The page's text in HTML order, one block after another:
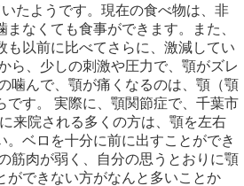
たようです。現在の食べ物は、非
なくても食事ができます。また、
も以前に比べてさらに、激減してい
ら、少しの刺激や圧力で、顎がズレ
噛んで、顎が痛くなるのは、顎（顎
です。 実際に、顎関節症で、千葉市
来院される多くの方は、顎を左右
。ベロを十分に前に出すことができ
筋肉が弱く、自分の思うとおりに顎
ができない方がなんと多いことか